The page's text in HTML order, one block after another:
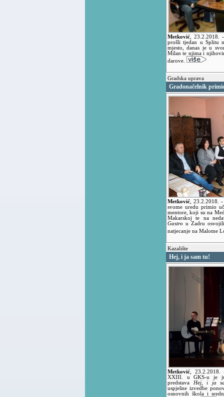
Metković 23.2.2018.
prošli tjedan u Splitu
mjesto, danas je u
Milan te njima i
darove.
Gradska uprava
Gradonačelnik
Metković 23.2.2018. -
svome uredu primio
mentore, koji su na
Makarskoj te na
Gastro u Zadru
natjecanje na Malome
Kazalište
Hej, i ja sam tu!
Metković 23.2.2018.
XXIII. u GKS-u je
predstava
Hej, i ja
uspješne izvedbe
osnovnih škola i